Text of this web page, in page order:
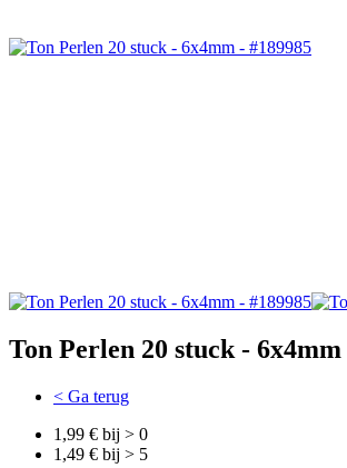
Ton Perlen 20 stuck - 6x4mm
< Ga terug
1,99 € bij > 0
1,49 € bij > 5